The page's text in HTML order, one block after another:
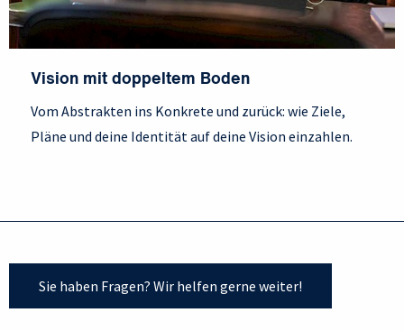
Vision mit doppeltem Boden
Vom Abstrakten ins Konkrete und zurück: wie Ziele,
Pläne und deine Identität auf deine Vision einzahlen.
Sie haben Fragen? Wir helfen gerne weiter!